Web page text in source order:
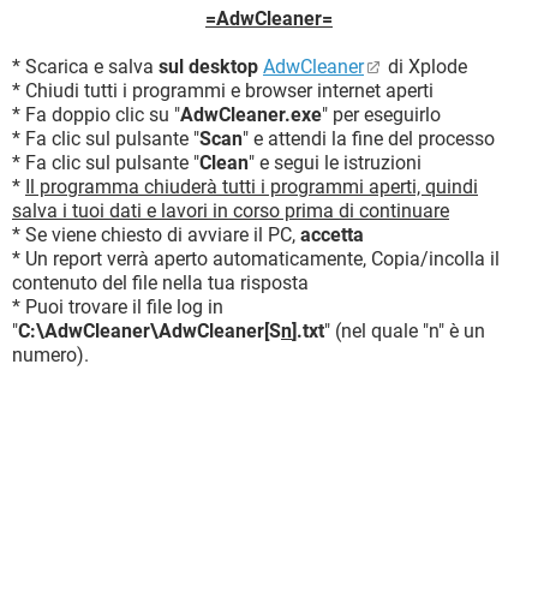
=AdwCleaner=
* Scarica e salva sul desktop AdwCleaner
di Xplode
* Chiudi tutti i programmi e browser internet aperti
* Fa doppio clic su "AdwCleaner.exe" per eseguirlo
* Fa clic sul pulsante "Scan" e attendi la fine del processo
* Fa clic sul pulsante "Clean" e segui le istruzioni
* Il programma chiuderà tutti i programmi aperti, quindi
salva i tuoi dati e lavori in corso prima di continuare
* Se viene chiesto di avviare il PC, accetta
* Un report verrà aperto automaticamente, Copia/incolla il
contenuto del file nella tua risposta
* Puoi trovare il file log in
"C:\AdwCleaner\AdwCleaner[Sn].txt" (nel quale "n" è un
numero).